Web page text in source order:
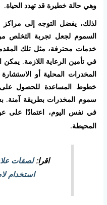
وهي حالة خطيرة قد تهدد الحياة.
لذلك، يفضل التوجه إلى
السموم لجعل تجربة التخلص
خدمات محترفة، مثل تلك
في تأمين الرعاية اللازمة.
المخدرات المحلية أو
خطوط المساعدة للحصول
سموم المخدرات بطريقة آمنة.
في نفس اليوم، اعتمادًا على
المحيطة.
اقرا:لصقات
استخدام